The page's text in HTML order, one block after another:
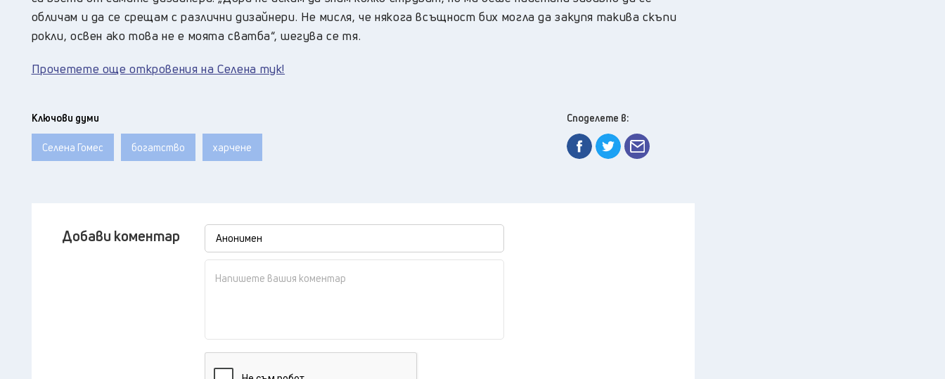
обличам и да се срещам с различни дизайнери. Не мисля, че някога всъщност бих могла да закупя такива скъпи
рокли, освен ако това не е моята сватба“, шегува се тя.
Прочетете още откровения на Селена тук!
Ключови думи
Селена Гомес богатство харчене
Споделете в:
Добави коментар